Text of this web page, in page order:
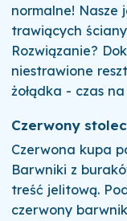
normalne! Nasze
trawiących
Rozwiązanie?
niestrawione
żołądka - czas
Czerwony
Czerwona kupa
Barwniki z
treść jelitową.
czerwony